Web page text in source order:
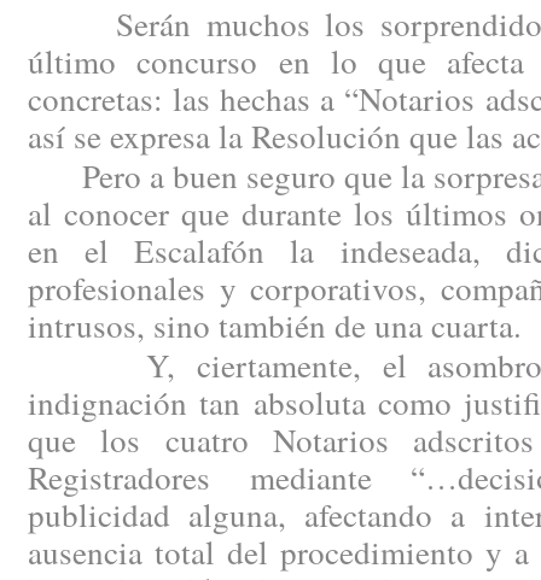
Serán muchos los
último concurso en lo que afecta
concretas: las hechas a “Notarios
así se expresa la Resolución que las
Pero a buen seguro que la
al conocer que durante los últimos
en el Escalafón la indeseada,
profesionales y corporativos,
intrusos, sino también de una cuarta.
Y, ciertamente, el asombro
indignación tan absoluta como
que los cuatro Notarios
Registradores mediante
publicidad alguna, afectando a
ausencia total del procedimiento y